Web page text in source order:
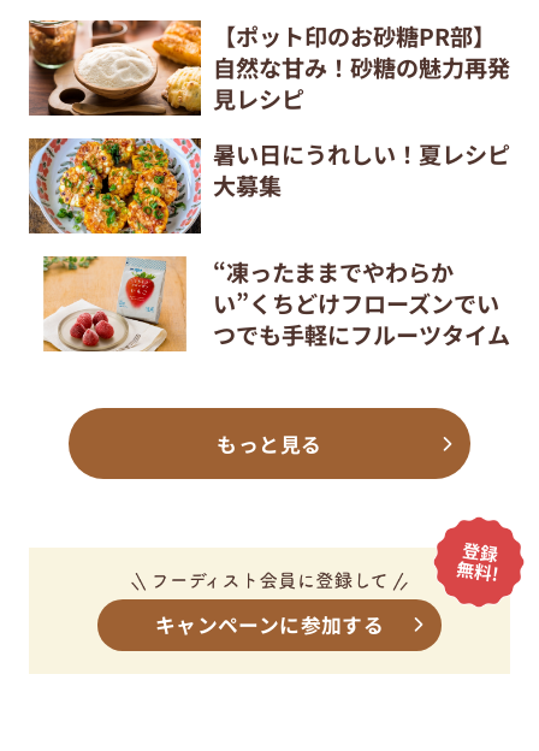
【ポット印のお砂糖PR部】
自然な甘み！砂糖の魅力再発
見レシピ
暑い日にうれしい！夏レシピ
大募集
“凍ったままでやわらか
い”くちどけフローズンでい
つでも手軽にフルーツタイム
もっと見る
キャンペーンに参加する